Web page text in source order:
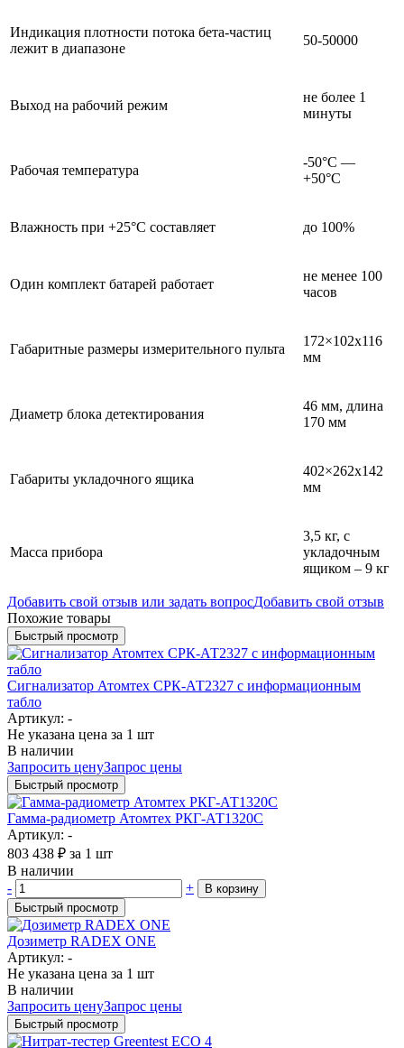
Индикация плотности потока бета-частиц
лежит в диапазоне
50-50000
Выход на рабочий режим
не более 1
минуты
Рабочая температура
-50°C —
+50°C
Влажность при +25°C составляет до 100%
Один комплект батарей работает
не менее 100
часов
Габаритные размеры измерительного пульта
172×102х116
мм
Диаметр блока детектирования
46 мм, длина
170 мм
Габариты укладочного ящика
402×262х142
мм
Масса прибора
3,5 кг, с
укладочным
ящиком – 9 кг
Добавить свой отзыв или задать вопросДобавить свой отзыв
Похожие товары
Быстрый просмотр
Сигнализатор Атомтех СРК-АТ2327 с информационным
табло
Артикул: -
Не указана цена за 1 шт
В наличии
Запросить ценуЗапрос цены
Быстрый просмотр
Гамма-радиометр Атомтех РКГ-АТ1320С
Артикул: -
803 438 ₽ за 1 шт
В наличии
-
+
В корзину
Быстрый просмотр
Дозиметр RADEX ONE
Артикул: -
Не указана цена за 1 шт
В наличии
Запросить ценуЗапрос цены
Быстрый просмотр